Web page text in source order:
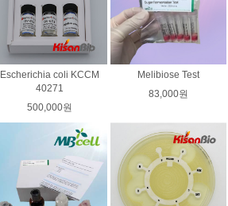
Escherichia coli KCCM
40271
500,000원
Melibiose Test
83,000원